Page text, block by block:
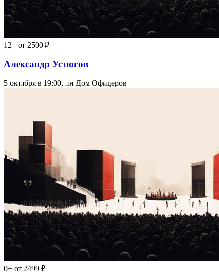
12+ от 2500 ₽
Александр Устюгов
5 октября в 19:00, пн Дом Офицеров
0+ от 2499 ₽